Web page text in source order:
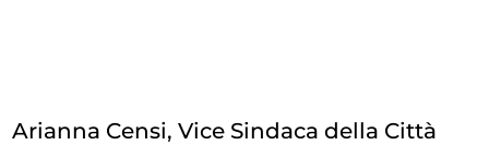
Arianna Censi, Vice Sindaca della Città